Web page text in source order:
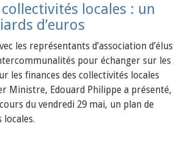
locales : un
d’euros
les représentants d’association d’élus
pour échanger sur les
les finances des collectivités locales
Ministre, Edouard Philippe a présenté,
du vendredi 29 mai, un plan de